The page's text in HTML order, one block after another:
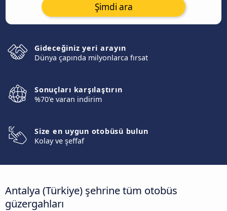
Şimdi ara
Gideceğiniz yeri arayın
Dünya çapında milyonlarca fırsat
Sonuçları karşılaştırın
%70'e varan indirim
Size en uygun otobüsü bulun
Kolay ve şeffaf
Antalya (Türkiye) şehrine tüm otobüs
güzergahları